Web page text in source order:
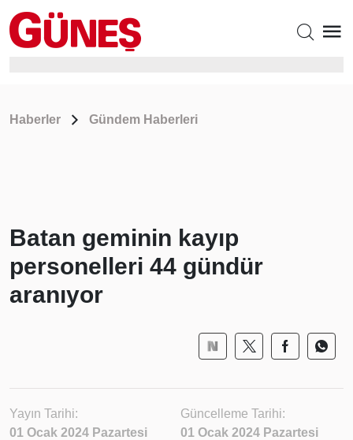
Haberler Gündem Haberleri
Batan geminin kayıp
personelleri 44 gündür
aranıyor
Yayın Tarihi:
01 Ocak 2024 Pazartesi
Güncelleme Tarihi:
01 Ocak 2024 Pazartesi